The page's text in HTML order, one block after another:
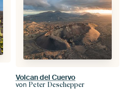
Volcan del Cuervo
von Peter Deschepper